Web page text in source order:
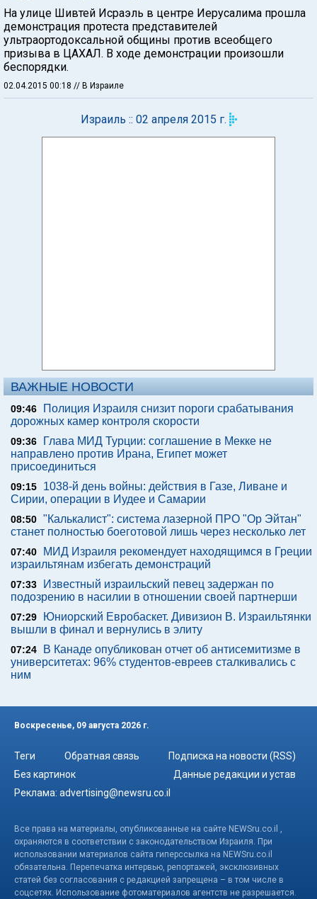
На улице Шивтей Исраэль в центре Иерусалима прошла
демонстрация протеста представителей
ультраортодоксальной общины против всеобщего
призыва в ЦАХАЛ. В ходе демонстрации произошли
беспорядки.
02.04.2015 00:18 // В Израиле
Израиль :: 02 апреля 2015 г.
ВАЖНЫЕ НОВОСТИ
09:46
Полиция Израиля снизит пороги срабатывания
дорожных камер контроля скорости
09:36
Глава МИД Турции: соглашение в Мекке не
направлено против Ирана, Египет может
присоединиться
09:15
1038-й день войны: действия в Газе, Ливане и
Сирии, операции в Иудее и Самарии
08:50 "Калькалист": система лазерной ПРО "Ор Эйтан"
станет полностью боеготовой лишь через несколько лет
07:40
МИД Израиля рекомендует находящимся в Греции
израильтянам избегать демонстраций
07:33
Известный израильский певец задержан по
подозрению в насилии в отношении своей партнерши
07:29
Юниорский Евробаскет. Дивизион В. Израильтянки
вышли в финал и вернулись в элиту
07:24
В Канаде опубликован отчет об антисемитизме в
университетах: 96% студентов-евреев сталкивались с
ним
Воскресенье, 09 августа 2026 г.
Теги Обратная связь
Подписка на новости (RSS)
Без картинок
Данные редакции и устав
Реклама: advertising@newsru.co.il
Все права на материалы, опубликованные на сайте NEWSru.co.il ,
охраняются в соответствии с законодательством Израиля. При
использовании материалов сайта гиперссылка на NEWSru.co.il
обязательна. Перепечатка интервью, репортажей, эксклюзивных
статей без согласования с редакцией запрещена – в том числе в
соцсетях. Использование фотоматериалов агентств не разрешается.